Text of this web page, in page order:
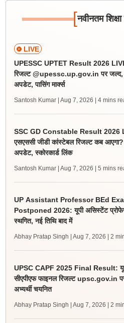
[नवीनतम
LIVE
UPESSC UPTET Result 2026
रिजल्ट @upessc.up.gov.in पर जल्द,
अपडेट, पासिंग मार्क्स
Santosh Kumar | Aug 7, 2026 | 4 mins
SSC GD Constable Result 2026
एसएससी जीडी कांस्टेबल रिजल्ट कब
अपडेट, स्कोरकार्ड लिंक
Santosh Kumar | Aug 7, 2026 | 5 mins
UP Assistant Professor BEd
Postponed 2026: यूपी असिस्टेंट प्रोफेसर
स्थगित, नई तिथि बाद में
Abhay Pratap Singh | Aug 7, 2026 | 2
UPSC CAPF 2025 Final Result:
सीएपीएफ फाइनल रिजल्ट upsc.gov.in
अभ्यर्थी चयनित
Abhay Pratap Singh | Aug 7, 2026 | 2